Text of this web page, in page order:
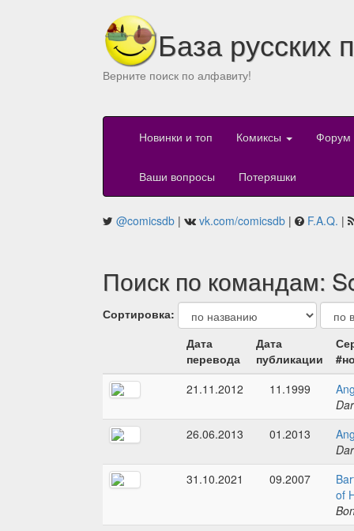
База русских
Верните поиск по алфавиту!
Новинки и топ Комиксы Форум
Ваши вопросы Потеряшки
@comicsdb | vk.com/comicsdb | F.A.Q. |
Поиск по командам:
Сортировка:
Дата
перевода
Дата
публикации
21.11.2012
11.1999
26.06.2013
01.2013
31.10.2021
09.2007
of